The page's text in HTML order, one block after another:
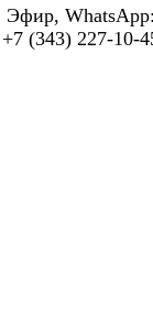
Эфир,
+7 (343) 227-10-